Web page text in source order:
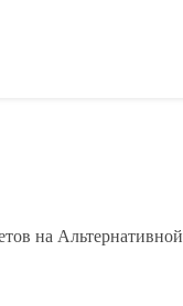
на Альтернативной